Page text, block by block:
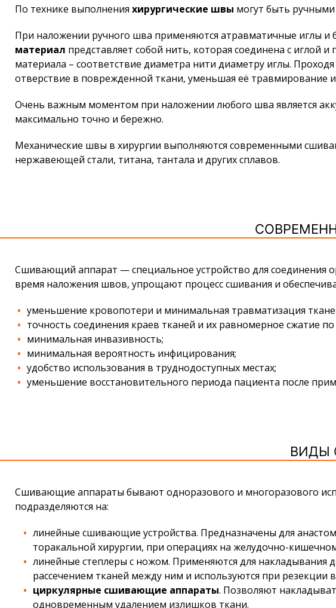
По технике выполнения хирургические швы могут быть
При наложении ручного шва применяются атравматичные иглы и
материал представляет собой нить, которая соединена с
материала – соответствие диаметра нити диаметру иглы.
отверствие в поврежденной ткани, уменьшая её травмирование
Очень важным моментом при наложении любого шва является
максимально точно и бережно.
Механические швы в хирургии выполняются современными
нержавеющей стали, титана, тантала и других сплавов.
Сшивающий аппарат — специальное устройство для соединения
время наложения швов, упрощают процесс сшивания и
уменьшение кровопотери и минимальная травматизация
точность соединения краев тканей и их равномерное сжатие
минимальная инвазивность;
минимальная вероятность инфицирования;
удобство использования в труднодоступных местах;
уменьшение восстановительного периода пациента после
ВИДЫ
Сшивающие аппараты бывают одноразового и многоразового
подразделяются на:
линейные сшивающие устройства. Предназначены для
торакальной хирургии, при операциях на желудочно-
линейные степлеры с ножом. Применяются для накладывания
рассечением тканей между ним и используются при резекции
циркулярные сшивающие аппараты. Позволяют
одновременным удалением излишков ткани.